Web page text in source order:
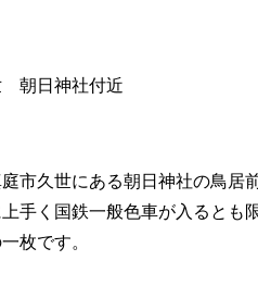
朝日神社付近
市久世にある朝日神社の鳥居
手く国鉄一般色車が入るとも
枚です。